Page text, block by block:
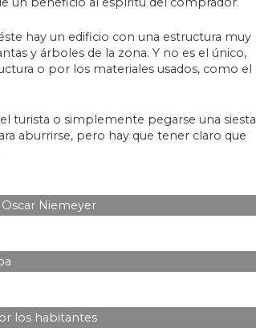
hay un edificio con una estructura muy
y árboles de la zona. Y no es el único,
o por los materiales usados, como el
turista o simplemente pegarse una siesta
aburrirse, pero hay que tener claro que
Niemeyer
los habitantes